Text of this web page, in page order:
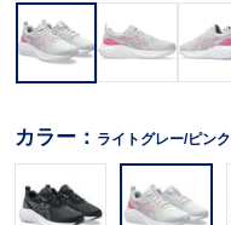
カラー： ライトグレー/ピンク